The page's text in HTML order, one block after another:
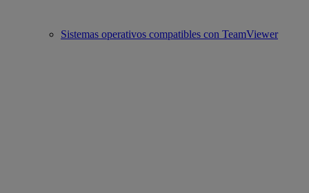
Sistemas operativos compatibles con TeamViewer